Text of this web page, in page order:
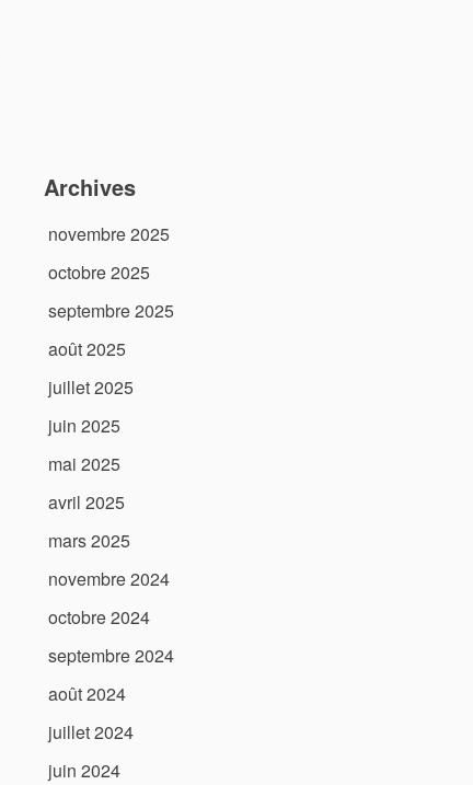
Archives
novembre 2025
octobre 2025
septembre 2025
août 2025
juillet 2025
juin 2025
mai 2025
avril 2025
mars 2025
novembre 2024
octobre 2024
septembre 2024
août 2024
juillet 2024
juin 2024